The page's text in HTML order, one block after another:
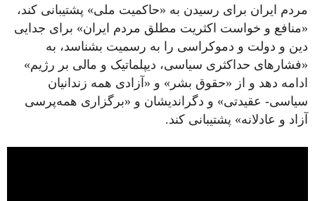
مردم ایران برای رسیدن به «حاکمیت ملی» پشتیبانی کند،
«منافع و خواست اکثریت مطلق مردم ایران» برای جدایی
دین و دولت و دموکراسی را به رسمیت بشناسد، به
«فشارهای حداکثری سیاسی، دیپلماتیک و مالی بر رژیم»
ادامه دهد و از «حقوق بشر» و «آزادی همه زندانیان
سیاسی- عقیدتی» و دگراندیشان و «برگزاری همه‌پرسی
آزاد و عادلانه» پشتیبانی کند.